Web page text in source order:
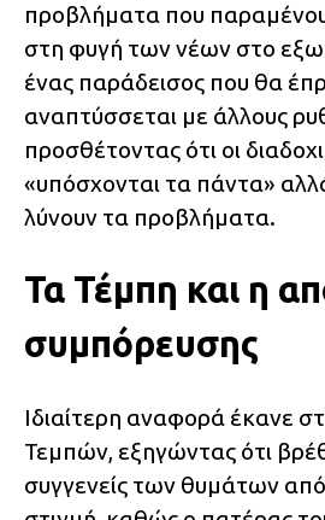
προβλήματα που
στη φυγή των νέων στο
ένας παράδεισος που θα
αναπτύσσεται με άλλους
προσθέτοντας ότι οι
«υπόσχονται τα πάντα»
λύνουν τα προβλήματα.
Τα Τέμπη και η
συμπόρευσης
Ιδιαίτερη αναφορά έκανε
Τεμπών, εξηγώντας ότι
συγγενείς των θυμάτων